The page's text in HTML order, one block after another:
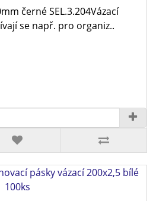
černé SEL.3.204Vázací
se např. pro organiz..
pásky vázací 200x2,5 bílé
100ks